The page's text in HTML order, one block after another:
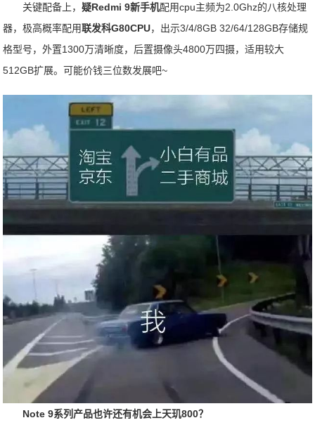
关键配备上，疑Redmi 9新手机配用cpu主频为2.0Ghz的八核处理
器，极高概率配用联发科G80CPU，出示3/4/8GB 32/64/128GB存储规
格型号，外置1300万清晰度，后置摄像头4800万四摄，适用较大
512GB扩展。可能价钱三位数发展吧~
Note 9系列产品也许还有机会上天玑800？